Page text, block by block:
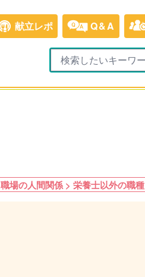
献立レポ Q&A
職場の人間関係 > 栄養士以外の職種